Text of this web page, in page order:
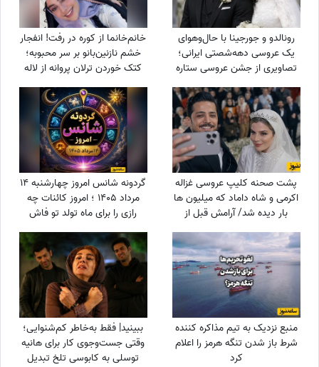
رونالدو و جورجینا با حال‌وهوای
یک عروسی دهه‌شصتی ایرانی؛
تصاویری از جشن عروسی ستاره
مسی که همه را غافلگیر کرد!
خانم‌خانما از کوره در رفت! انفجار
خشم نازنین‌بانو بر سر محبوبه؛
کتک خوردن ترلان پروانه از لاله
انتظارش را می‌کشیدند
پشت صحنه کلیپ عروسی غزاله
اکرمی و شاه داماد که میلیون ها
بار دیده شد/ آرامش قبل از
بودند؛ اما چند دقیقه بعد
همه‌چیز تغییر کرد!
گردونه شانس امروز چهارشنبه 14
مرداد 1405 ؛ امروز کائنات چه
رازی را برای ماه تولد تو فاش
منبع نزدیک به تیم مذاکره کننده
شرط باز شدن تنگه هرمز را اعلام
کرد
ببینید| فقط به‌خاطر کم‌شنوایی؛
وقتی جست‌وجوی کار برای هانیه
توسلی به کابوسی تلخ تبدیل